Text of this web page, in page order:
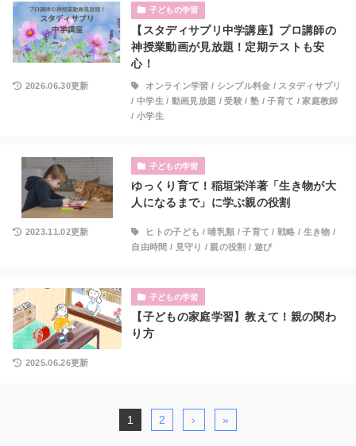
子どもの学習
【スタディサプリ中学講座】プロ講師の
神授業動画が見放題！定期テストも安
心！
2026.06.30更新 オンライン学習 / シンプル料金 / スタディサプリ
/ 中学生 / 動画見放題 /受験 /塾 /子育て /家庭教師
/ 小学生
子どもの学習
ゆっくり育て！稲垣栄洋著「生き物が大
人になるまで」に学ぶ親の役割
2023.11.02更新 ヒトの子ども / 哺乳類 /子育て / 戦略 / 生き物 /
自由時間 / 見守り /親の役割 / 遊び
子どもの学習
【子どもの家庭学習】教えて！親の関わ
り方
2025.06.26更新
1 2 › »